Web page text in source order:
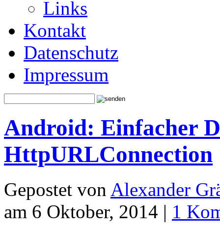
Links
Kontakt
Datenschutz
Impressum
Android: Einfacher
HttpURLConnection
Gepostet von Alexander
am 6 Oktober, 2014 | 1